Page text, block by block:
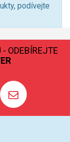
podívejte
ODEBÍREJTE